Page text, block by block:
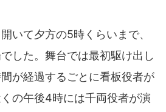
いて夕方の5時くらいまで、
した。舞台では最初駆け出し
が経過するごとに看板役者が
の午後4時には千両役者が演